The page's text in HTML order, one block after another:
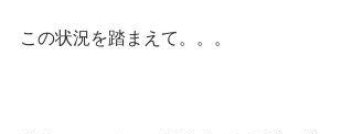
この状況を踏まえて。。。